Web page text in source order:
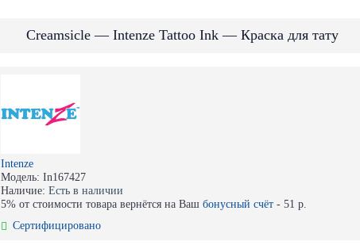
Creamsicle — Intenze Tattoo Ink — Краска для тату
Intenze
Модель: In167427
Наличие: Есть в наличии
5% от стоимости товара вернётся на Ваш бонусный счёт - 51 р.
Сертифицировано